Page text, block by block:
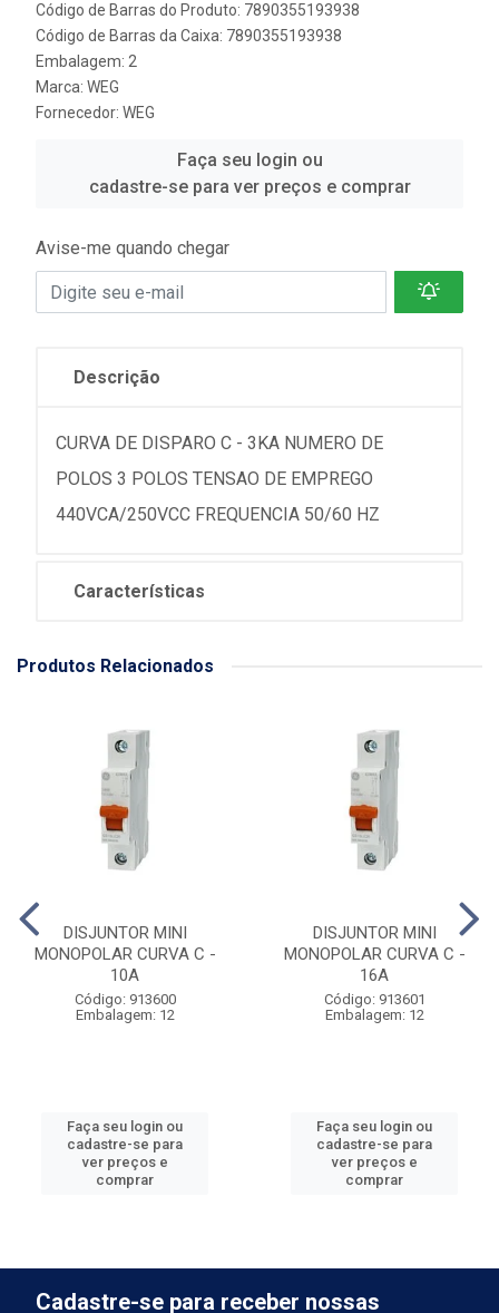
Código de Barras do Produto: 7890355193938
Código de Barras da Caixa: 7890355193938
Embalagem: 2
Marca: WEG
Fornecedor: WEG
Faça seu login ou
cadastre-se para ver preços e comprar
Avise-me quando chegar
Descrição
CURVA DE DISPARO C - 3KA NUMERO DE
POLOS 3 POLOS TENSAO DE EMPREGO
440VCA/250VCC FREQUENCIA 50/60 HZ
Características
Produtos Relacionados
DISJUNTOR MINI
MONOPOLAR CURVA C -
10A
Código: 913600
Embalagem: 12
Faça seu login ou
cadastre-se para
ver preços e
comprar
DISJUNTOR MINI
MONOPOLAR CURVA C -
16A
Código: 913601
Embalagem: 12
Faça seu login ou
cadastre-se para
ver preços e
comprar
Cadastre-se para receber nossas